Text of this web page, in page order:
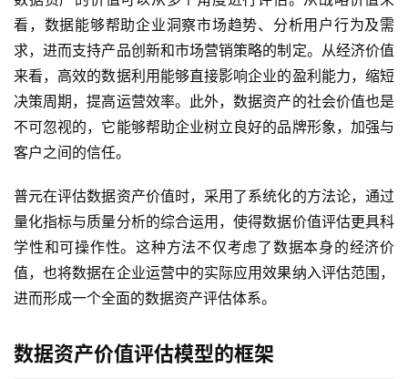
看，数据能够帮助企业洞察市场趋势、分析用户行为及需
求，进而支持产品创新和市场营销策略的制定。从经济价值
来看，高效的数据利用能够直接影响企业的盈利能力，缩短
决策周期，提高运营效率。此外，数据资产的社会价值也是
不可忽视的，它能够帮助企业树立良好的品牌形象，加强与
客户之间的信任。
普元在评估数据资产价值时，采用了系统化的方法论，通过
量化指标与质量分析的综合运用，使得数据价值评估更具科
学性和可操作性。这种方法不仅考虑了数据本身的经济价
值，也将数据在企业运营中的实际应用效果纳入评估范围，
进而形成一个全面的数据资产评估体系。
数据资产价值评估模型的框架